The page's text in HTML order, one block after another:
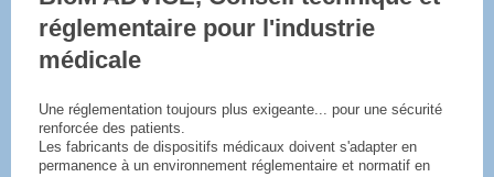
réglementaire pour l'industrie
médicale
Une réglementation toujours plus exigeante... pour une sécurité
renforcée des patients.
Les fabricants de dispositifs médicaux doivent s'adapter en
permanence à un environnement réglementaire et normatif en